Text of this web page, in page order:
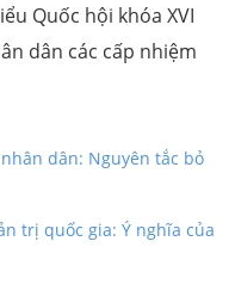
Quốc hội khóa XVI
dân các cấp nhiệm
dân: Nguyên tắc bỏ
trị quốc gia: Ý nghĩa của